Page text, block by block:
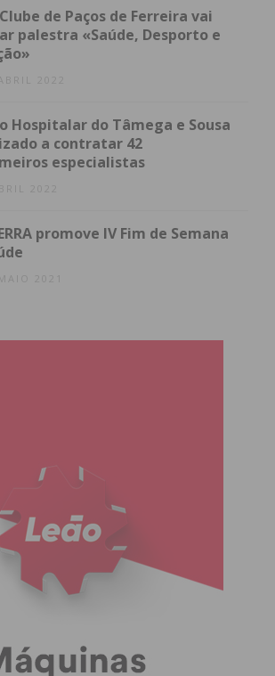
de Paços de Ferreira vai
palestra «Saúde, Desporto e
2022
Hospitalar do Tâmega e Sousa
a contratar 42
especialistas
2022
promove IV Fim de Semana
2021